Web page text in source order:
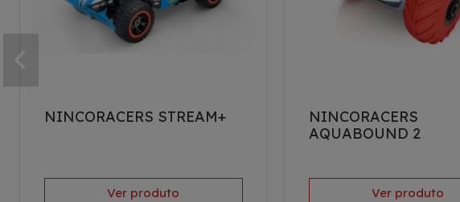
NINCORACERS STREAM+
Ver produto
NINCORACERS
AQUABOUND 2
Ver produto